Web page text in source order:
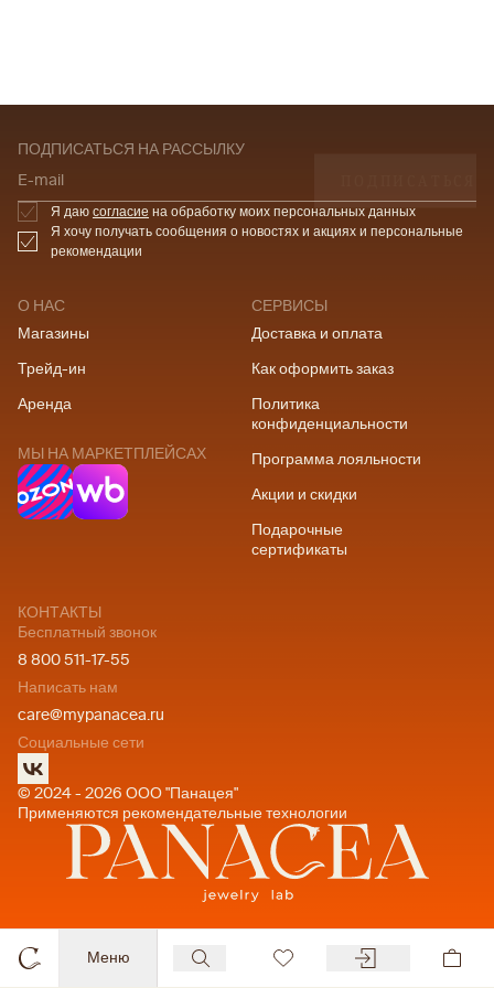
Меню
О НАС
Магазины
Трейд-ин
Аренда
МЫ НА МАРКЕТПЛЕЙСАХ
СЕРВИСЫ
Доставка и оплата
Как оформить заказ
Политика
конфиденциальности
Программа лояльности
Акции и скидки
Подарочные
сертификаты
КОНТАКТЫ
Бесплатный звонок
8 800 511-17-55
Написать нам
care@mypanacea.ru
Социальные сети
© 2024 - 2026 ООО "Панацея"
Применяются рекомендательные технологии
ПОДПИСАТЬСЯ НА РАССЫЛКУ
E-mail
Я даю согласие на обработку моих персональных данных
Я хочу получать сообщения о новостях и акциях и персональные
рекомендации